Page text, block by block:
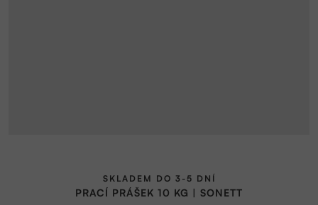
PRACÍ PRÁŠEK 10 KG | SONETT
SKLADEM DO 3-5 DNÍ